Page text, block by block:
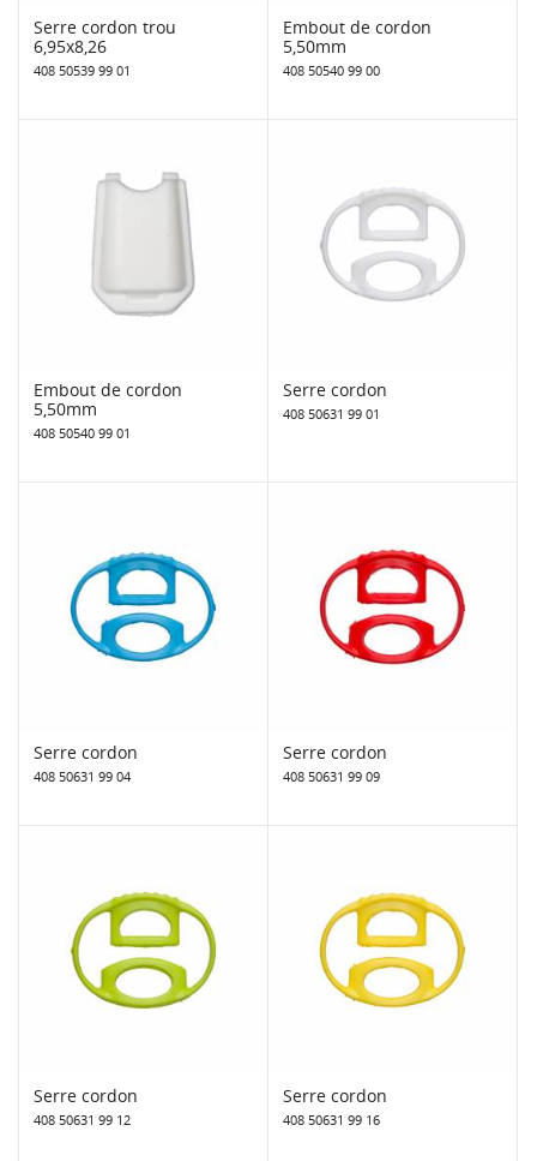
Serre cordon trou
6,95x8,26
408 50539 99 01
Embout de cordon
5,50mm
408 50540 99 00
Embout de cordon
5,50mm
408 50540 99 01
Serre cordon
408 50631 99 01
Serre cordon
408 50631 99 04
Serre cordon
408 50631 99 09
Serre cordon
408 50631 99 12
Serre cordon
408 50631 99 16